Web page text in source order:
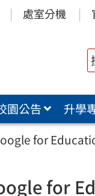
處室分機
園公告 升學
for
for